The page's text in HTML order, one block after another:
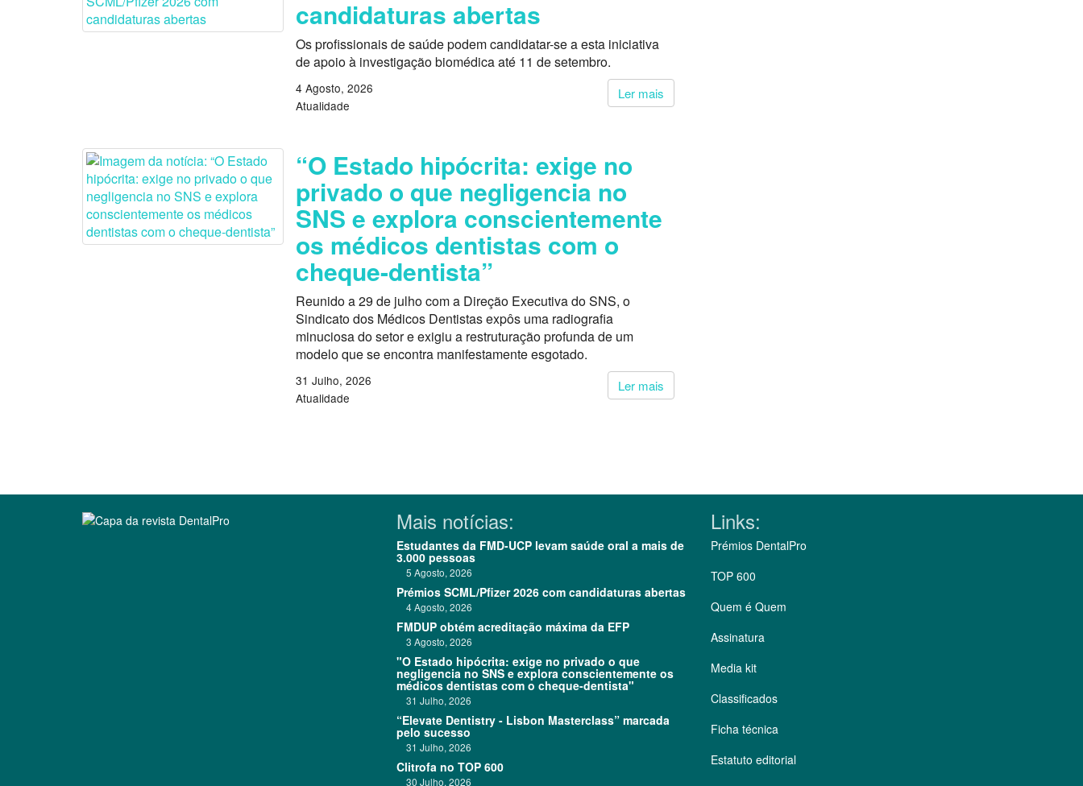
candidaturas abertas
Os profissionais de saúde podem candidatar-se a esta iniciativa
de apoio à investigação biomédica até 11 de setembro.
Ler mais
4 Agosto, 2026
Atualidade
“O Estado hipócrita: exige no
privado o que negligencia no
SNS e explora conscientemente
os médicos dentistas com o
cheque-dentista”
Reunido a 29 de julho com a Direção Executiva do SNS, o
Sindicato dos Médicos Dentistas expôs uma radiografia
minuciosa do setor e exigiu a restruturação profunda de um
modelo que se encontra manifestamente esgotado.
Ler mais
31 Julho, 2026
Atualidade
Mais notícias:
Estudantes da FMD-UCP levam saúde oral a mais de
3.000 pessoas
5 Agosto, 2026
Prémios SCML/Pfizer 2026 com candidaturas abertas
4 Agosto, 2026
FMDUP obtém acreditação máxima da EFP
3 Agosto, 2026
"O Estado hipócrita: exige no privado o que
negligencia no SNS e explora conscientemente os
médicos dentistas com o cheque-dentista"
31 Julho, 2026
“Elevate Dentistry - Lisbon Masterclass” marcada
pelo sucesso
31 Julho, 2026
Clitrofa no TOP 600
30 Julho, 2026
Links:
Prémios DentalPro
TOP 600
Quem é Quem
Assinatura
Media kit
Classificados
Ficha técnica
Estatuto editorial